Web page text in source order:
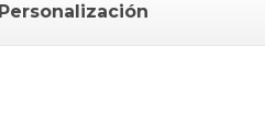
Personalización